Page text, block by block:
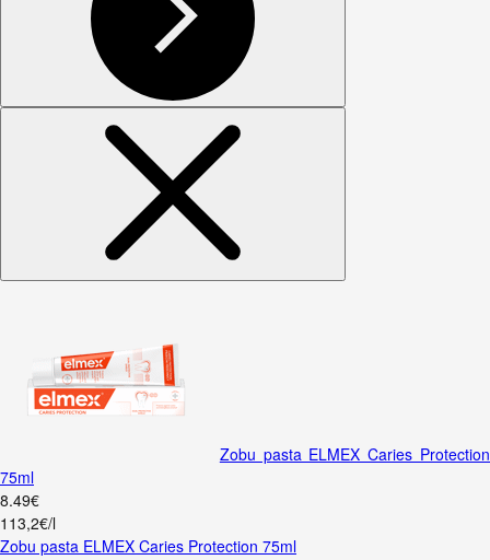
Zobu pasta ELMEX Caries Protection
75ml
8.49€
113,2€/l
Zobu pasta ELMEX Caries Protection 75ml